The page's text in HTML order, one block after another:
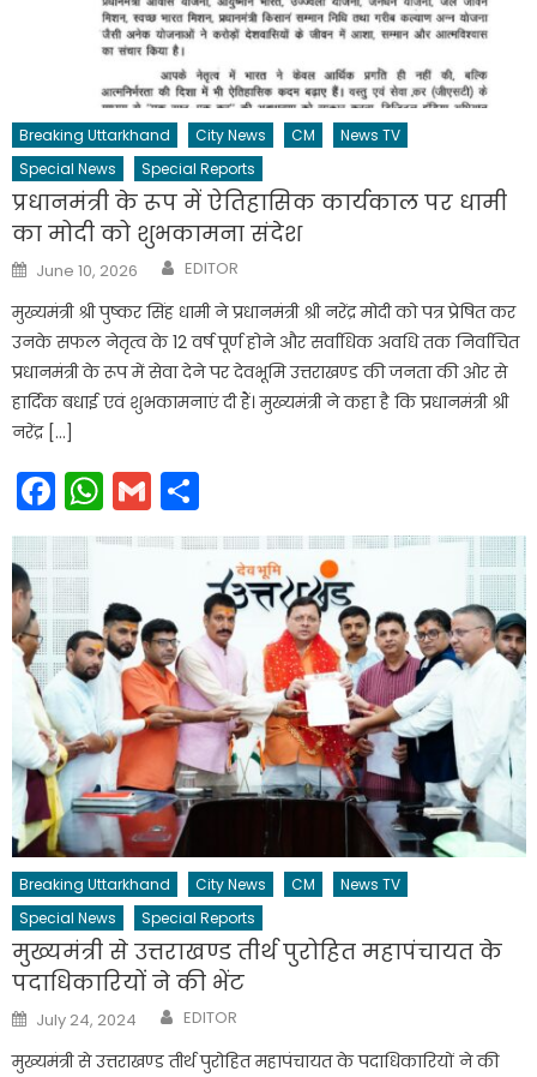
Breaking Uttarkhand City News CM
News TV
Special News
Special Reports
प्रधानमंत्री के रूप में ऐतिहासिक कार्यकाल पर धामी
का मोदी को शुभकामना संदेश
Posted
on
June 10, 2026 Author
EDITOR
मुख्यमंत्री श्री पुष्कर सिंह धामी ने प्रधानमंत्री श्री नरेंद्र मोदी को पत्र प्रेषित कर
उनके सफल नेतृत्व के 12 वर्ष पूर्ण होने और सर्वाधिक अवधि तक निर्वाचित
प्रधानमंत्री के रूप में सेवा देने पर देवभूमि उत्तराखण्ड की जनता की ओर से
हार्दिक बधाई एवं शुभकामनाएं दी हैं। मुख्यमंत्री ने कहा है कि प्रधानमंत्री श्री
नरेंद्र […]
Facebook
WhatsApp
Gmail
Breaking Uttarkhand City News CM
News TV
Special News
Special Reports
मुख्यमंत्री से उत्तराखण्ड तीर्थ पुरोहित महापंचायत के
पदाधिकारियों ने की भेंट
Posted
on
July 24, 2024 Author
EDITOR
मुख्यमंत्री से उत्तराखण्ड तीर्थ पुरोहित महापंचायत के पदाधिकारियों ने की